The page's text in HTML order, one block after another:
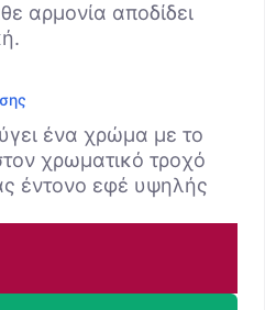
αρμονία αποδίδει
ένα χρώμα με το
χρωματικό τροχό
έντονο εφέ υψηλής